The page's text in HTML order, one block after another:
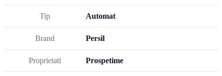
Tip Automat
Brand Persil
Proprietati Prospetime